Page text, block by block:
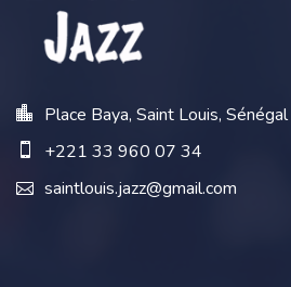
Place Baya, Saint Louis, Sénégal
+221 33 960 07 34
saintlouis.jazz@gmail.com